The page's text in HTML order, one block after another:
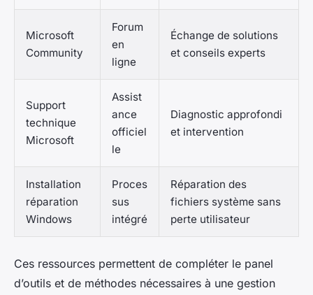
Microsoft
Community
Forum
en
ligne
Échange de solutions
et conseils experts
Support
technique
Microsoft
Assist
ance
officiel
le
Diagnostic approfondi
et intervention
Installation
réparation
Windows
Proces
sus
intégré
Réparation des
fichiers système sans
perte utilisateur
Ces ressources permettent de compléter le panel
d’outils et de méthodes nécessaires à une gestion